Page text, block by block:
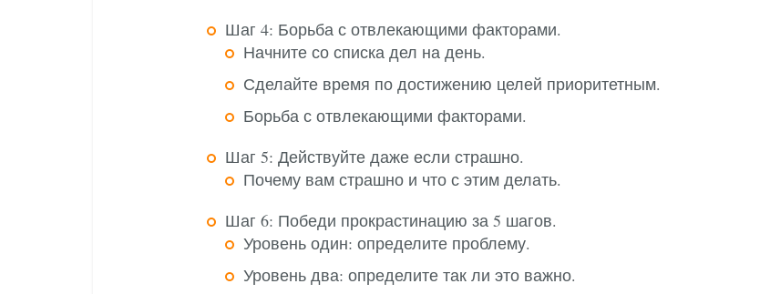
Шаг 4: Борьба с отвлекающими факторами.
Начните со списка дел на день.
Сделайте время по достижению целей приоритетным.
Борьба с отвлекающими факторами.
Шаг 5: Действуйте даже если страшно.
Почему вам страшно и что с этим делать.
Шаг 6: Победи прокрастинацию за 5 шагов.
Уровень один: определите проблему.
Уровень два: определите так ли это важно.